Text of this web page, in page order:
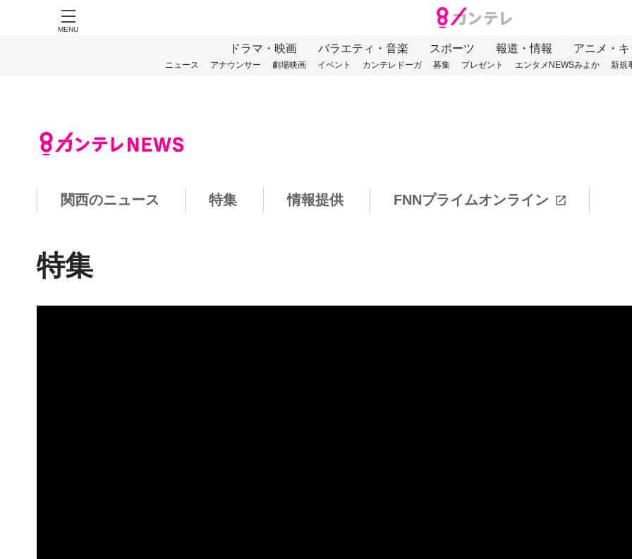
MENU
ドラマ・映画 バラエティ・音楽 スポーツ 報道・情報 アニメ・
ニュース アナウンサー 劇場映画 イベント カンテレドーガ 募集 プレゼント エンタメNEWSみよか 新規
関西のニュース 特集 情報提供 FNNプライムオンライン
特集